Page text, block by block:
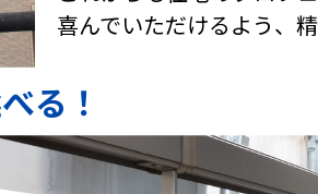
喜んでいただけるよう、
る！